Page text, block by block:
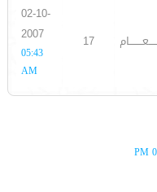
17
02-10-
2007
05:43
AM